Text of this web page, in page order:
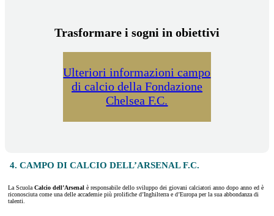
Trasformare i sogni in obiettivi
Ulteriori informazioni campo
di calcio della Fondazione
Chelsea F.C.
4. CAMPO DI CALCIO DELL’ARSENAL F.C.
La ScuolaCalcio dell’Arsenal è responsabile dello sviluppo dei giovani calciatori anno dopo anno ed è
riconosciuta come una delle accademie più prolifiche d’Inghilterra e d’Europa per la sua abbondanza di
talenti.